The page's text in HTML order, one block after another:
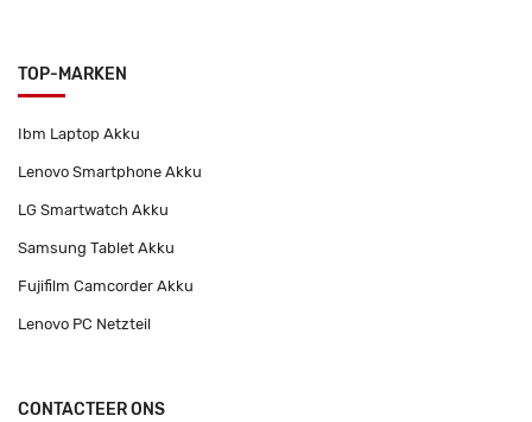
TOP-MARKEN
Ibm Laptop Akku
Lenovo Smartphone Akku
LG Smartwatch Akku
Samsung Tablet Akku
Fujifilm Camcorder Akku
Lenovo PC Netzteil
CONTACTEER ONS